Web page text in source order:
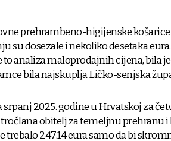
prehrambeno-higijenske
su dosezale i nekoliko desetaka
analiza maloprodajnih cijena, bila
bila najskuplja Ličko-senjska
srpanj 2025. godine u Hrvatskoj za
tročlana obitelj za temeljnu prehranu
trebalo 247.14 eura samo da bi